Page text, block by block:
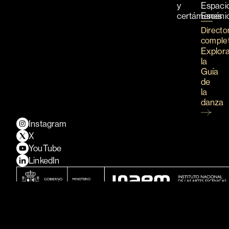
y
certámenes
la
Guía
de
la
danza
Instagram
X
YouTube
LinkedIn